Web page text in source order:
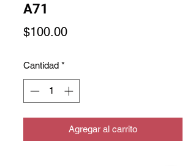
A71
$100.00Precio
Cantidad *
Agregar al carrito